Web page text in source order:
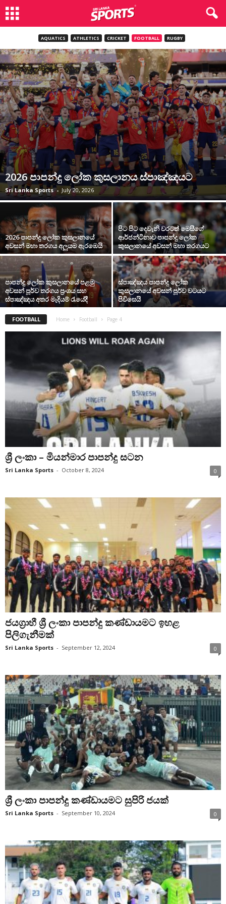
AQUATICS ATHLETICS CRICKET FOOTBALL RUGBY
2026 පාපන්දු ලෝක කුසලානය ස්පාඤ්ඤයට
Sri Lanka Sports - July 20, 2026
2026 පාපන්දු ලෝක කුසලානයේ
අවසන් මහා තරගය අලුයම ඇරඹෙයි
පිට පිට දෙවැනි වරටත් මෙසීගේ
ආර්ජන්ටිනාව පාපන්දු ලෝක
කුසලානයේ අවසන් මහා තරගයට
පාපන්දු ලෝක කුසලානයේ පළමු
අවසන් පූර්ව තරගය ප්‍රංශය සහ
ස්පාඤ්ඤය අතර මැදියම් රැයේදී
ස්පාඤ්ඤය පාපන්දු ලෝක
කුසලානයේ අවසන් පූර්ව වටයට
පිවිසෙයි
FOOTBALL Home Football Page 4
ශ්‍රී ලංකා – මියන්මාර පාපන්දු සටන
Sri Lanka Sports - October 8, 2024 0
ජයග්‍රාහී ශ්‍රී ලංකා පාපන්දු කණ්ඩායමට ඉහළ
පිලිගැනීමක්
Sri Lanka Sports - September 12, 2024 0
ශ්‍රී ලංකා පාපන්දු කණ්ඩායමට සුපිරි ජයක්
Sri Lanka Sports - September 10, 2024 0